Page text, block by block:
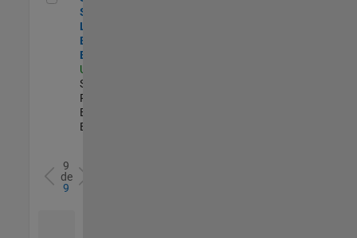
Security
Learning and
Enablement
Engineer
US-MA-Natick
Software
Process
Engineering |
Experimentado
9
de
9